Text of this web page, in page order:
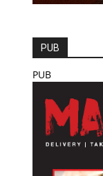
PUB
PUB